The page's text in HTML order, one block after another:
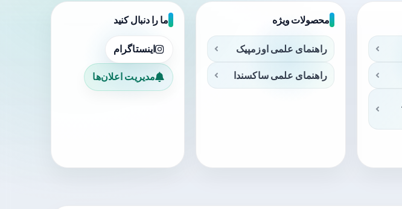
محصولات ویژه
راهنمای علمی اوزمپیک
راهنمای علمی ساکسندا
ما را دنبال کنید
اینستاگرام
مدیریت اعلان‌ها